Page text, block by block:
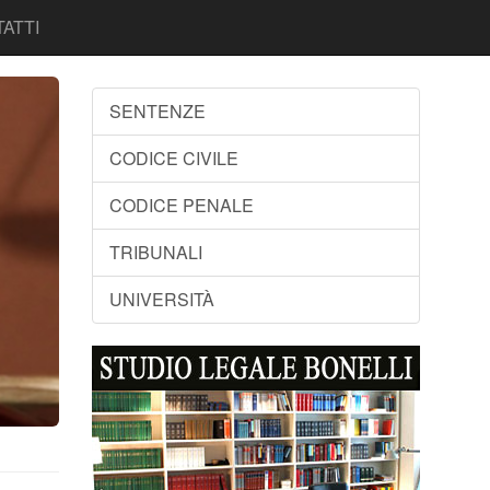
SENTENZE
CODICE CIVILE
CODICE PENALE
TRIBUNALI
UNIVERSITÀ